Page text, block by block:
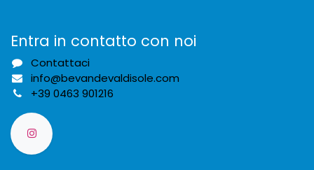
Entra in contatto con noi
Contattaci
info@bevandevaldisole.com
+39 0463 901216